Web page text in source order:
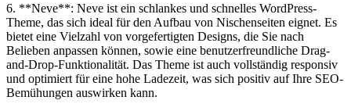
6. **Neve**: Neve ist ein ⁣schlankes und schnelles WordPress-
Theme, das sich ideal für den Aufbau von Nischenseiten eignet. Es
bietet eine Vielzahl von vorgefertigten ⁢Designs, die Sie nach
Belieben anpassen ⁢können, sowie eine⁤ benutzerfreundliche Drag-
and-Drop-Funktionalität. Das Theme ist auch vollständig responsiv
und ‍optimiert​ für eine ⁢hohe Ladezeit, was sich positiv auf Ihre SEO-
Bemühungen auswirken ⁢kann.